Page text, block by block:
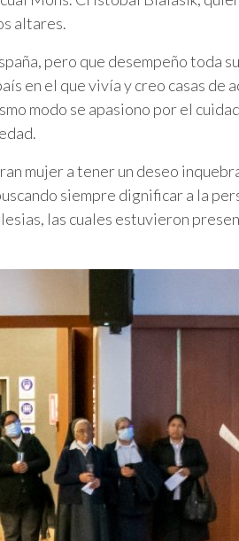
altares.
pero que desempeño
en el que vivía y creo casas de
modo se apasiono por el
mujer a tener un deseo
siempre dignificar a la
las cuales estuvieron